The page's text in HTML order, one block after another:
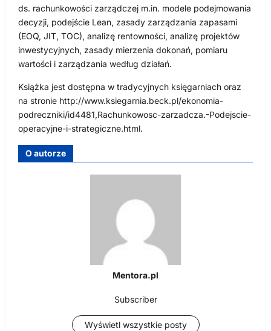
ds. rachunkowości zarządczej m.in. modele podejmowania
decyzji, podejście Lean, zasady zarządzania zapasami
(EOQ, JIT, TOC), analizę rentowności, analizę projektów
inwestycyjnych, zasady mierzenia dokonań, pomiaru
wartości i zarządzania według działań.
Książka jest dostępna w tradycyjnych księgarniach oraz
na stronie http://www.ksiegarnia.beck.pl/ekonomia-
podreczniki/id4481,Rachunkowosc-zarzadcza.-Podejscie-
operacyjne-i-strategiczne.html.
O autorze
Mentora.pl
Subscriber
Wyświetl wszystkie posty